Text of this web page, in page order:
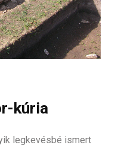
kúria
legkevésbé ismert